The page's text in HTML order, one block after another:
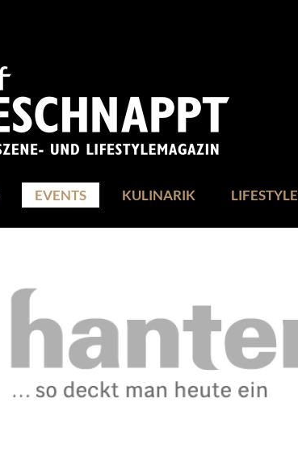
EVENTS KULINARIK LIFESTYLE